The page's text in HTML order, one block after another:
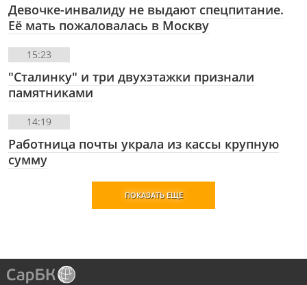
Девочке-инвалиду не выдают спецпитание.
Её мать пожаловалась в Москву
15:23
"Сталинку" и три двухэтажки признали
памятниками
14:19
Работница почты украла из кассы крупную
сумму
ПОКАЗАТЬ ЕЩЕ